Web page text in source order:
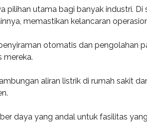
utama bagi banyak industri. Di
memastikan kelancaran
otomatis dan pengolahan
mereka.
aliran listrik di rumah sakit
daya yang andal untuk fasilitas